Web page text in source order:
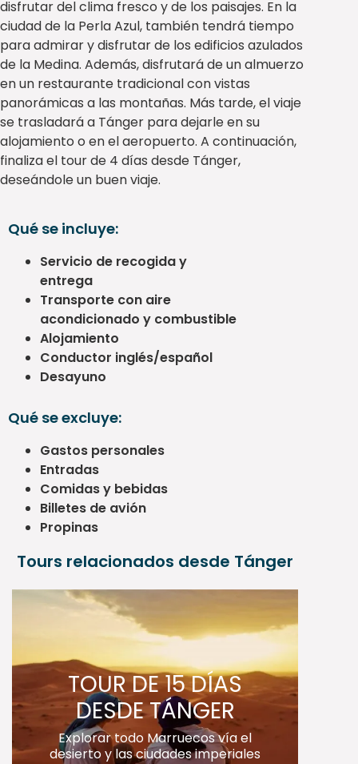
disfrutar del clima fresco y de los paisajes. En la
ciudad de la Perla Azul, también tendrá tiempo
para admirar y disfrutar de los edificios azulados
de la Medina. Además, disfrutará de un almuerzo
en un restaurante tradicional con vistas
panorámicas a las montañas. Más tarde, el viaje
se trasladará a Tánger para dejarle en su
alojamiento o en el aeropuerto. A continuación,
finaliza el tour de 4 días desde Tánger,
deseándole un buen viaje.
Qué se incluye:
Servicio de recogida y
entrega
Transporte con aire
acondicionado y combustible
Alojamiento
Conductor inglés/español
Desayuno
Qué se excluye:
Gastos personales
Entradas
Comidas y bebidas
Billetes de avión
Propinas
Tours relacionados desde Tánger
TOUR DE 15 DÍAS
DESDE TÁNGER
Explorar todo Marruecos vía el
desierto y las ciudades imperiales